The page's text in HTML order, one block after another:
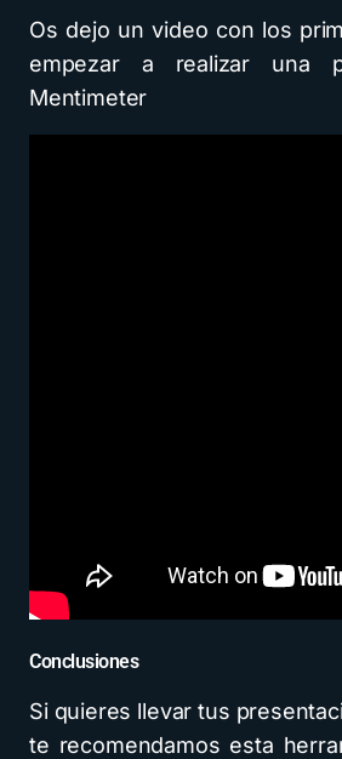
Os dejo un video con los
empezar a realizar una
Mentimeter
Conclusiones
Si quieres llevar tus
te recomendamos esta